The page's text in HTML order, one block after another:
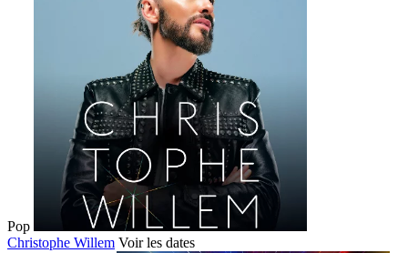
Pop
Christophe Willem Voir les dates